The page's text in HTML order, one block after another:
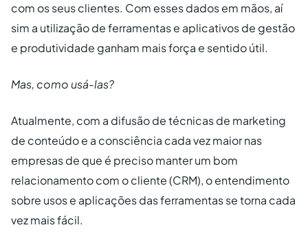
com os seus clientes. Com esses dados em mãos, aí
sim a utilização de ferramentas e aplicativos de gestão
e produtividade ganham mais força e sentido útil.
Mas, como usá-las?
Atualmente, com a difusão de técnicas de marketing
de conteúdo e a consciência cada vez maior nas
empresas de que é preciso manter um bom
relacionamento com o cliente (CRM), o entendimento
sobre usos e aplicações das ferramentas se torna cada
vez mais fácil.